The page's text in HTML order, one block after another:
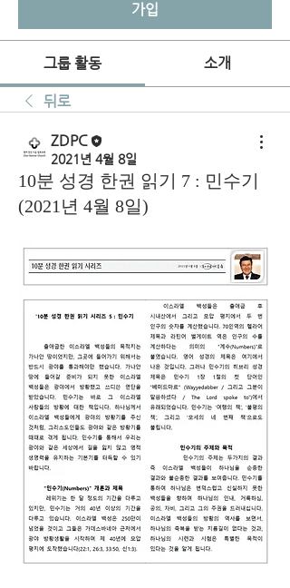
가입
그룹 활동 소개
뒤로
ZDPC
2021년 4월 8일
10분 성경 한권 읽기 7 : 민수기
(2021년 4월 8일)